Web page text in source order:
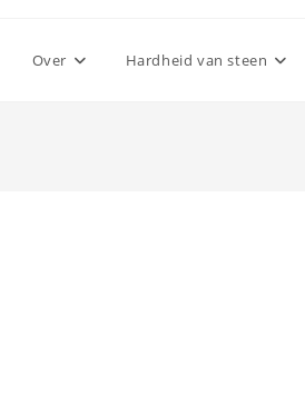
Over Hardheid van steen